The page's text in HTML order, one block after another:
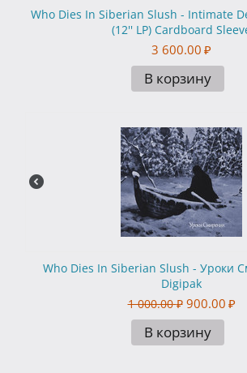
Who Dies In Siberian Slush - Intimate
(12'' LP) Cardboard
3 600.00 ₽
В корзину
Who Dies In Siberian Slush - Уроки
Digipak
1 000.00 ₽ 900.00 ₽
В корзину